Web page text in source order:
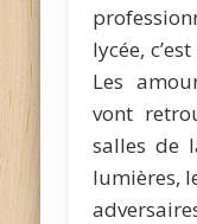
lycée,
Les
vont
salles de
lumières,